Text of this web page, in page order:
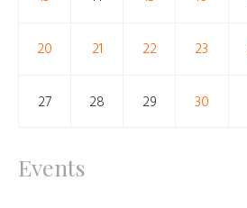
20 21 22 23
27 28 29 30
Events